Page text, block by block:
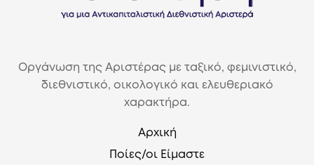
Οργάνωση της Αριστέρας με ταξικό, φεμινιστικό,
διεθνιστικό, οικολογικό και ελευθεριακό
χαρακτήρα.
Αρχική
Ποίες/οι Είμαστε